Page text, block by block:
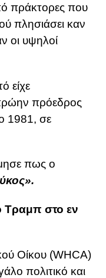
πράκτορες που
πλησιάσει καν
οι υψηλοί
είχε
πρόεδρος
1981, σε
πως ο
στο εν
Οίκου (WHCA)
πολιτικό και